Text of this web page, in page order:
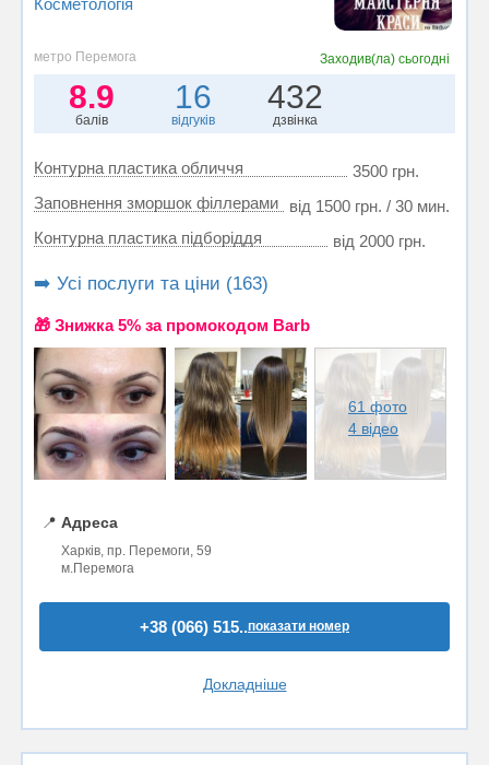
Косметологія
метро Перемога Заходив(ла)сьогодні
8.9
балів
16
відгуків
432
дзвінка
Контурна пластика обличчя
3500 грн.
Заповнення зморшок філлерами
від 1500 грн. / 30 мин.
Контурна пластика підборіддя
від 2000 грн.
➡️ Усі послуги та ціни (163)
🎁 Знижка 5% за промокодом Barb
61 фото
4 відео
📍 Адреса
Харків, пр. Перемоги, 59
м.Перемога
+38 (066) 515..показати номер
Докладніше